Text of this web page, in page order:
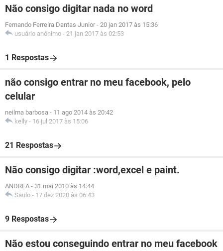
Não consigo digitar nada no word
Fernando Ferreira Dantas Junior - 20 jan 2017 às 15:36
usuário anônimo - 21 jan 2017 às 02:53
1 Respostas
não consigo entrar no meu facebook, pelo
celular
neilma barbosa - 11 ago 2014 às 20:42
kelly - 16 jul 2017 às 15:06
21 Respostas
Não consigo digitar :word,excel e paint.
ANDREA - 31 mai 2010 às 14:44
Saulo - 17 dez 2020 às 06:43
9 Respostas
Não estou conseguindo entrar no meu facebook